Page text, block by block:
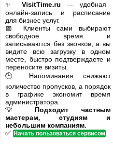
✨ VisitTime.ru — удобная
онлайн-запись и расписание
для бизнес услуг.
📅 Клиенты сами выбирают
свободное время и
записываются без звонков, а вы
видите всю загрузку в одном
месте, быстро подтверждаете и
переносите визиты.
🕒 Напоминания снижают
количество пропусков, а порядок
в графике экономит время
администратора.
💡 Подходит частным
мастерам, студиям и
небольшим компаниям.
✅ Начать пользоваться сервисом